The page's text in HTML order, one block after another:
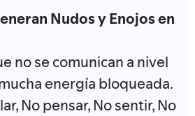
Nudos y Enojos en
no se comunican a nivel
energía bloqueada.
No pensar, No sentir, No